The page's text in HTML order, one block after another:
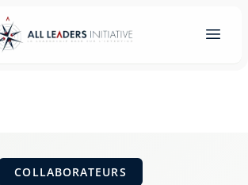
COLLABORATEURS